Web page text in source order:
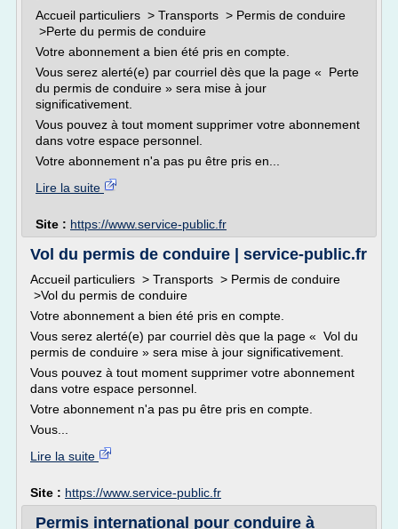
Accueil particuliers > Transports > Permis de conduire
>Perte du permis de conduire
Votre abonnement a bien été pris en compte.
Vous serez alerté(e) par courriel dès que la page « Perte
du permis de conduire » sera mise à jour
significativement.
Vous pouvez à tout moment supprimer votre abonnement
dans votre espace personnel.
Votre abonnement n'a pas pu être pris en...
Lire la suite
Site : https://www.service-public.fr
Vol du permis de conduire | service-public.fr
Accueil particuliers > Transports > Permis de conduire
>Vol du permis de conduire
Votre abonnement a bien été pris en compte.
Vous serez alerté(e) par courriel dès que la page « Vol du
permis de conduire » sera mise à jour significativement.
Vous pouvez à tout moment supprimer votre abonnement
dans votre espace personnel.
Votre abonnement n'a pas pu être pris en compte.
Vous...
Lire la suite
Site : https://www.service-public.fr
Permis international pour conduire à